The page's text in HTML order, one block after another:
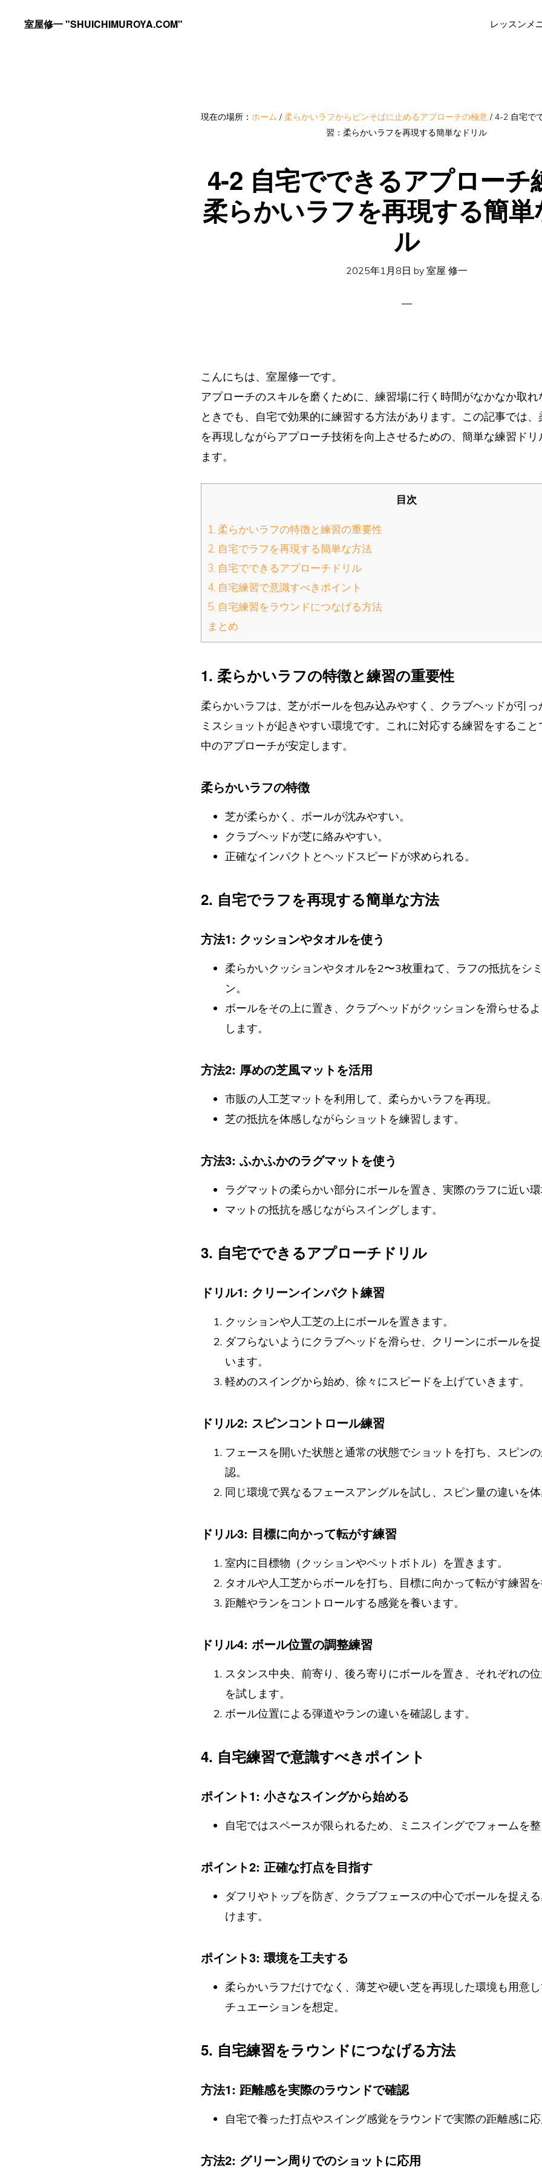
室屋修一 "SHUICHIMUROYA.COM"
レッスンメ
現在の場所： ホーム / 柔らかいラフからピンそばに止めるアプローチの極意 / 4-2 自宅で
習：柔らかいラフを再現する簡単なドリル
4-2 自宅でできるアプローチ
柔らかいラフを再現する簡単
ル
2025年1月8日 by 室屋 修一
こんにちは、室屋修一です。
アプローチのスキルを磨くために、練習場に行く時間がなかなか取
ときでも、自宅で効果的に練習する方法があります。この記事では、
を再現しながらアプローチ技術を向上させるための、簡単な練習ドリ
ます。
目次
1. 柔らかいラフの特徴と練習の重要性
2. 自宅でラフを再現する簡単な方法
3. 自宅でできるアプローチドリル
4. 自宅練習で意識すべきポイント
5. 自宅練習をラウンドにつなげる方法
まとめ
1. 柔らかいラフの特徴と練習の重要性
柔らかいラフは、芝がボールを包み込みやすく、クラブヘッドが引
ミスショットが起きやすい環境です。これに対応する練習をすること
中のアプローチが安定します。
柔らかいラフの特徴
芝が柔らかく、ボールが沈みやすい。
クラブヘッドが芝に絡みやすい。
正確なインパクトとヘッドスピードが求められる。
2. 自宅でラフを再現する簡単な方法
方法1: クッションやタオルを使う
柔らかいクッションやタオルを2〜3枚重ねて、ラフの抵抗をシ
ン。
ボールをその上に置き、クラブヘッドがクッションを滑らせる
します。
方法2: 厚めの芝風マットを活用
市販の人工芝マットを利用して、柔らかいラフを再現。
芝の抵抗を体感しながらショットを練習します。
方法3: ふかふかのラグマットを使う
ラグマットの柔らかい部分にボールを置き、実際のラフに近い環
マットの抵抗を感じながらスイングします。
3. 自宅でできるアプローチドリル
ドリル1: クリーンインパクト練習
クッションや人工芝の上にボールを置きます。
ダフらないようにクラブヘッドを滑らせ、クリーンにボールを
います。
軽めのスイングから始め、徐々にスピードを上げていきます。
ドリル2: スピンコントロール練習
フェースを開いた状態と通常の状態でショットを打ち、スピン
認。
同じ環境で異なるフェースアングルを試し、スピン量の違いを体
ドリル3: 目標に向かって転がす練習
室内に目標物（クッションやペットボトル）を置きます。
タオルや人工芝からボールを打ち、目標に向かって転がす練習を
距離やランをコントロールする感覚を養います。
ドリル4: ボール位置の調整練習
スタンス中央、前寄り、後ろ寄りにボールを置き、それぞれの
を試します。
ボール位置による弾道やランの違いを確認します。
4. 自宅練習で意識すべきポイント
ポイント1: 小さなスイングから始める
自宅ではスペースが限られるため、ミニスイングでフォームを整
ポイント2: 正確な打点を目指す
ダフリやトップを防ぎ、クラブフェースの中心でボールを捉え
けます。
ポイント3: 環境を工夫する
柔らかいラフだけでなく、薄芝や硬い芝を再現した環境も用意
チュエーションを想定。
5. 自宅練習をラウンドにつなげる方法
方法1: 距離感を実際のラウンドで確認
自宅で養った打点やスイング感覚をラウンドで実際の距離感に応
方法2: グリーン周りでのショットに応用